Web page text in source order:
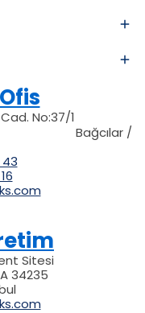
No:37/1
Bağcılar /
Sitesi
34235